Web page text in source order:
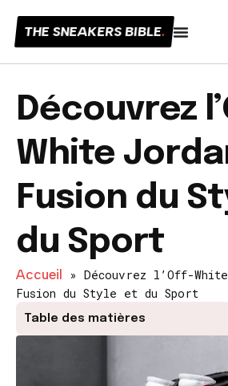
THE SNEAKERS BIBLE.
Découvrez
White
Fusion du
du Sport
Accueil » Découvrez l’Off-
Fusion du Style et du Sport
Table des matières